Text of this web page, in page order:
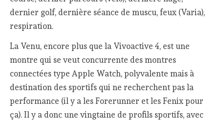
dernier golf, dernière séance de muscu, feux (Varia),
respiration.
La Venu, encore plus que la Vivoactive 4, est une
montre qui se veut concurrente des montres
connectées type Apple Watch, polyvalente mais à
destination des sportifs qui ne recherchent pas la
performance (il y a les Forerunner et les Fenix pour
ça). Il y a donc une vingtaine de profils sportifs, avec